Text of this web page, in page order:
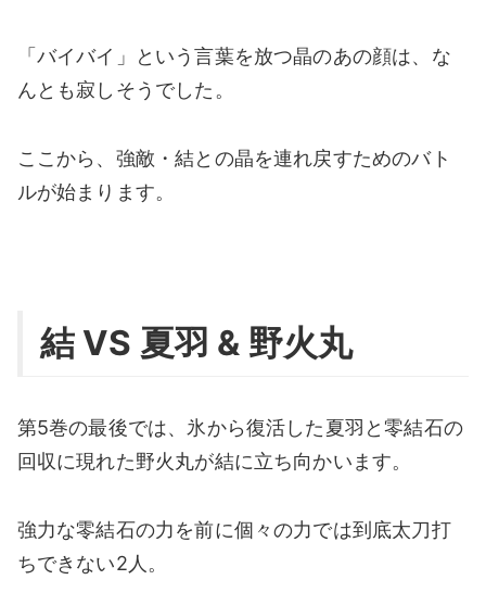
「バイバイ」という言葉を放つ晶のあの顔は、な
んとも寂しそうでした。
ここから、強敵・結との晶を連れ戻すためのバト
ルが始まります。
結 VS 夏羽 & 野火丸
第5巻の最後では、氷から復活した夏羽と零結石の
回収に現れた野火丸が結に立ち向かいます。
強力な零結石の力を前に個々の力では到底太刀打
ちできない2人。